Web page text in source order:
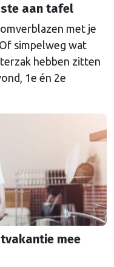
aan tafel
met je
simpelweg wat
hebben zitten
1e én 2e
en geven je
mee